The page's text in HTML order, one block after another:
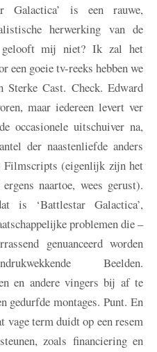
Galactica’ is een rauwe,
herwerking van de
mij niet? Ik zal het
een goeie tv-reeks hebben we
Sterke Cast. Check. Edward
maar iedereen levert ver
occasionele uitschuiver na,
der naastenliefde anders
Filmscripts (eigenlijk zijn het
naartoe, wees gerust).
is ‘Battlestar Galactica’,
problemen die –
genuanceerd worden
Beelden.
en andere vingers bij af te
gedurfde montages. Punt. En
term duidt op een resem
zoals financiering en